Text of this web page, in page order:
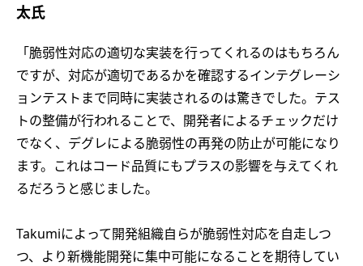
太氏
「脆弱性対応の適切な実装を行ってくれるのはもちろん
ですが、対応が適切であるかを確認するインテグレーシ
ョンテストまで同時に実装されるのは驚きでした。テス
トの整備が行われることで、開発者によるチェックだけ
でなく、デグレによる脆弱性の再発の防止が可能になり
ます。これはコード品質にもプラスの影響を与えてくれ
るだろうと感じました。
Takumiによって開発組織自らが脆弱性対応を自走しつ
つ、より新機能開発に集中可能になることを期待してい